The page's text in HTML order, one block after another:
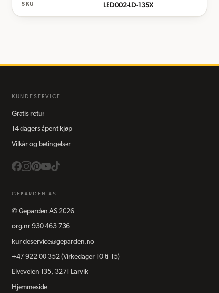
SKU LED002-LD-135X
KUNDESERVICE
Gratis retur
14 dagers åpent kjøp
Vilkår og betingelser
GEPARDEN AS
© Geparden AS 2026
org.nr 930 463 736
kundeservice@geparden.no
+47 922 00 352 (Virkedager 10 til 15)
Elveveien 135, 3271 Larvik
Hjemmeside